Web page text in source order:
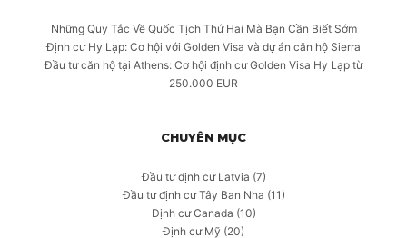
Những Quy Tắc Về Quốc Tịch Thứ Hai Mà Bạn Cần Biết Sớm
Định cư Hy Lạp: Cơ hội với Golden Visa và dự án căn hộ Sierra
Đầu tư căn hộ tại Athens: Cơ hội định cư Golden Visa Hy Lạp từ
250.000 EUR
CHUYÊN MỤC
Đầu tư định cư Latvia (7)
Đầu tư định cư Tây Ban Nha (11)
Định cư Canada (10)
Định cư Mỹ (20)